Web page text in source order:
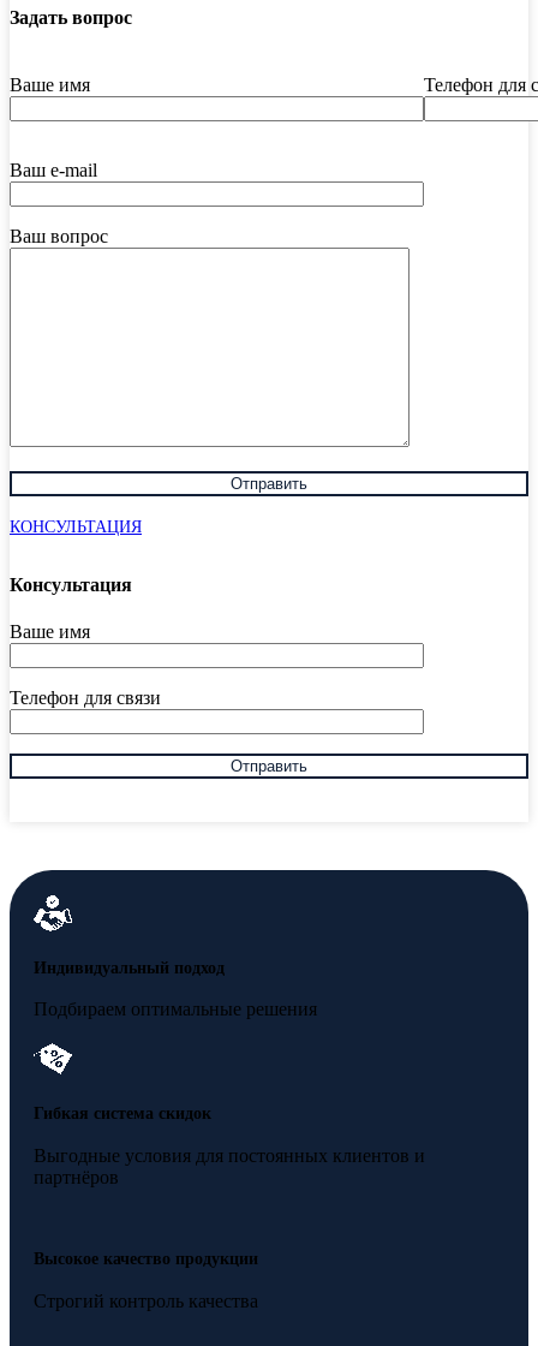
Задать вопрос
Ваше имя Телефон для
Ваш e-mail
Ваш вопрос
КОНСУЛЬТАЦИЯ
Консультация
Ваше имя
Телефон для связи
Индивидуальный подход
Подбираем оптимальные решения
Гибкая система скидок
Выгодные условия для постоянных клиентов и
партнёров
Высокое качество продукции
Строгий контроль качества